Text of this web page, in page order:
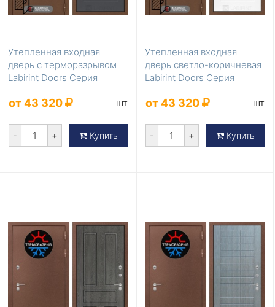
Утепленная входная
дверь с терморазрывом
Labirint Doors Серия
от 43 320 шт
- + Купить
Утепленная входная
дверь светло-коричневая
Labirint Doors Серия
от 43 320 шт
- + Купить